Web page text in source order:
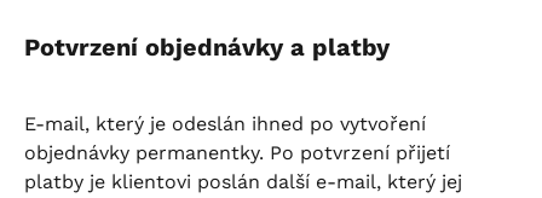
Potvrzení objednávky a platby
E-mail, který je odeslán ihned po vytvoření
objednávky permanentky. Po potvrzení přijetí
platby je klientovi poslán další e-mail, který jej